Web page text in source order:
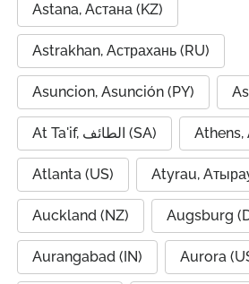
Astana, Астана (KZ)
Astrakhan, Астрахань (RU)
Asuncion, Asunción (PY)
At Ta'if, الطائف (SA) Athens,
Atlanta (US) Atyrau,
Auckland (NZ) Augsburg
Aurangabad (IN) Aurora